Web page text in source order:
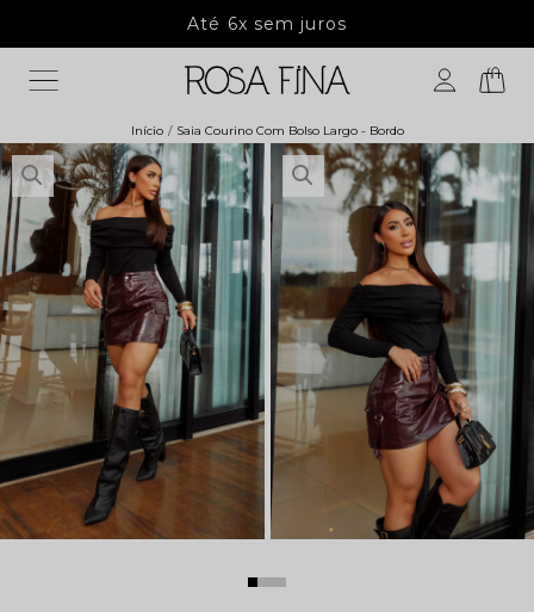
Até 6x sem juros
Início Saia Courino Com Bolso Largo - Bordo